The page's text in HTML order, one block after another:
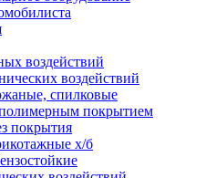
воздействий
воздействий
спилковые
покрытием
покрытия
х/б